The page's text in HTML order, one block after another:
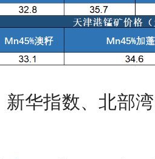
新华指数、北部